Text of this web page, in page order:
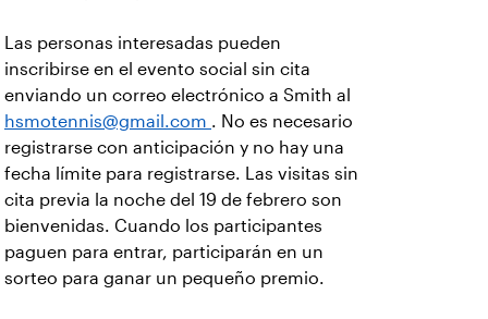
Las personas interesadas pueden
inscribirse en el evento social sin cita
enviando un correo electrónico a Smith al
hsmotennis@gmail.com . No es necesario
registrarse con anticipación y no hay una
fecha límite para registrarse. Las visitas sin
cita previa la noche del 19 de febrero son
bienvenidas. Cuando los participantes
paguen para entrar, participarán en un
sorteo para ganar un pequeño premio.